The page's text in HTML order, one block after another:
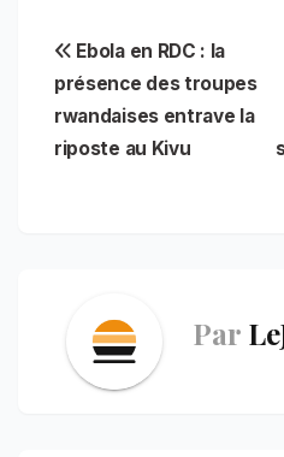
e
b
o
o
k
i
l
t
s
A
p
p
t
e
r
e
s
t
Navigation
de
l’article
Ebola en RDC : la
présence des troupes
rwandaises entrave la
riposte au Kivu
Par